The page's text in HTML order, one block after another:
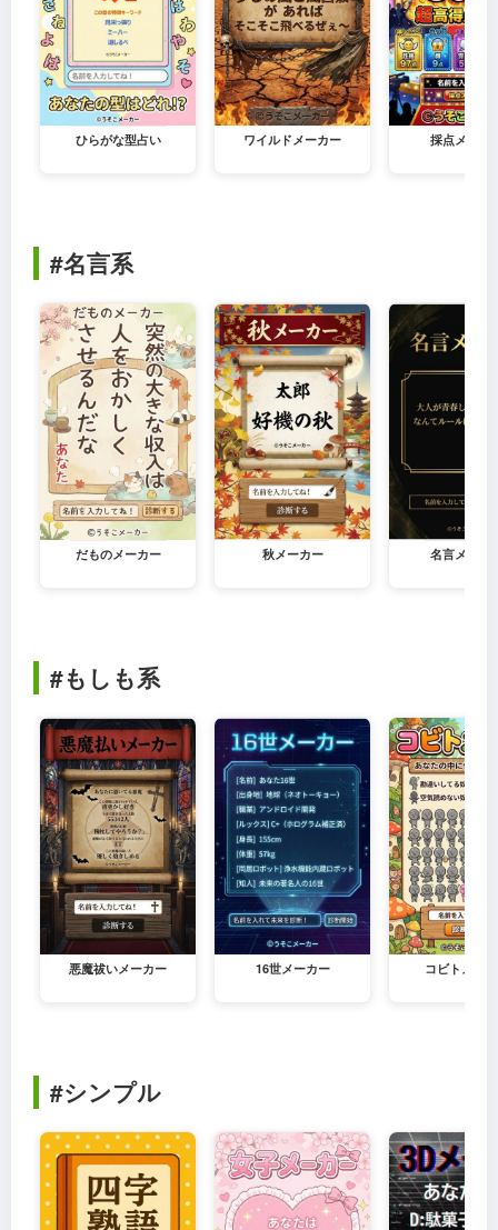
ひらがな型占い ワイルドメーカー 採点メーカ
#名言系
だものメーカー 秋メーカー 名言メーカ
#もしも系
悪魔祓いメーカー 16世メーカー コビトメー
#シンプル